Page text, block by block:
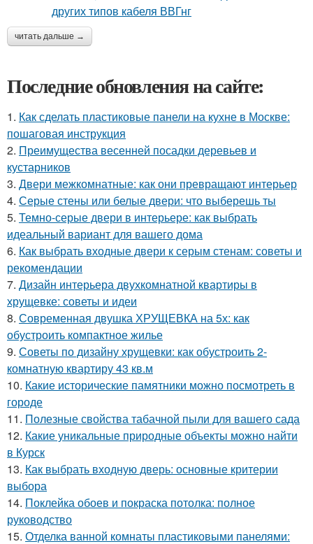
читать дальше →
Последние обновления на сайте:
1. Как сделать пластиковые панели на кухне в Москве:
пошаговая инструкция
2. Преимущества весенней посадки деревьев и
кустарников
3. Двери межкомнатные: как они превращают интерьер
4. Серые стены или белые двери: что выберешь ты
5. Темно-серые двери в интерьере: как выбрать
идеальный вариант для вашего дома
6. Как выбрать входные двери к серым стенам: советы и
рекомендации
7. Дизайн интерьера двухкомнатной квартиры в
хрущевке: советы и идеи
8. Современная двушка ХРУЩЕВКА на 5х: как
обустроить компактное жилье
9. Советы по дизайну хрущевки: как обустроить 2-
комнатную квартиру 43 кв.м
10. Какие исторические памятники можно посмотреть в
городе
11. Полезные свойства табачной пыли для вашего сада
12. Какие уникальные природные объекты можно найти
в Курск
13. Как выбрать входную дверь: основные критерии
выбора
14. Поклейка обоев и покраска потолка: полное
руководство
15. Отделка ванной комнаты пластиковыми панелями: